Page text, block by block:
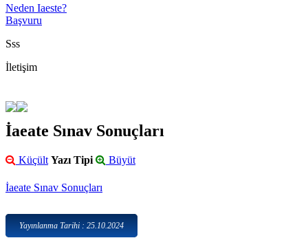
Neden Iaeste?
Başvuru
Sss
İletişim
İaeate Sınav Sonuçları
Küçült Yazı Tipi Büyüt
İaeate Sınav Sonuçları
Yayınlanma Tarihi : 25.10.2024